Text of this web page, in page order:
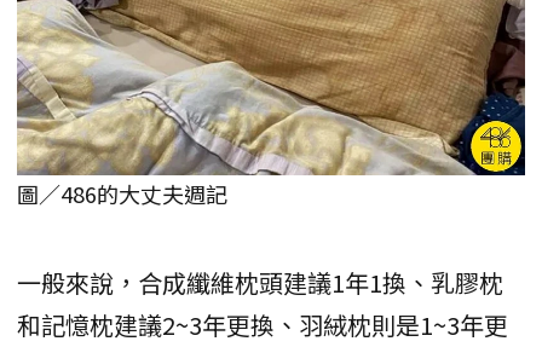
圖／486的大丈夫週記
一般來說，合成纖維枕頭建議1年1換、乳膠枕
和記憶枕建議2~3年更換、羽絨枕則是1~3年更